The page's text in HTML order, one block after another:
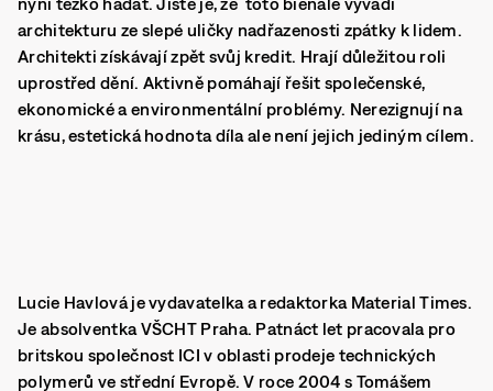
architekturu ze slepé uličky nadřazenosti zpátky k lidem.
Architekti získávají zpět svůj kredit. Hrají důležitou roli
uprostřed dění. Aktivně pomáhají řešit společenské,
ekonomické a environmentální problémy. Nerezignují na
krásu, estetická hodnota díla ale není jejich jediným cílem.
Lucie Havlová je vydavatelka a redaktorka Material Times.
Je absolventka VŠCHT Praha. Patnáct let pracovala pro
britskou společnost ICI v oblasti prodeje technických
polymerů ve střední Evropě. V roce 2004 s Tomášem